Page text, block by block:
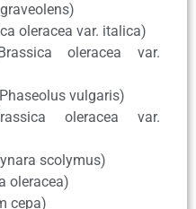
oleracea var. italica)
oleracea var.
vulgaris)
oleracea var.
scolymus)
oleracea)
cepa)